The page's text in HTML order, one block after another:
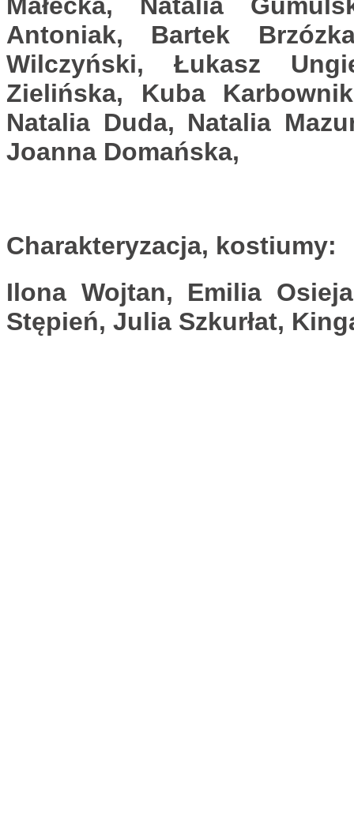
Małecka, Natalia
Antoniak, Bartek
Wilczyński, Łukasz
Zielińska, Kuba
Natalia Duda, Natalia
Joanna Domańska,
Charakteryzacja, kostiumy:
Ilona Wojtan, Emilia
Stępień, Julia Szkurłat,